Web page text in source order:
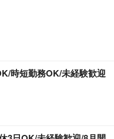
時短勤務OK/未経験歓迎